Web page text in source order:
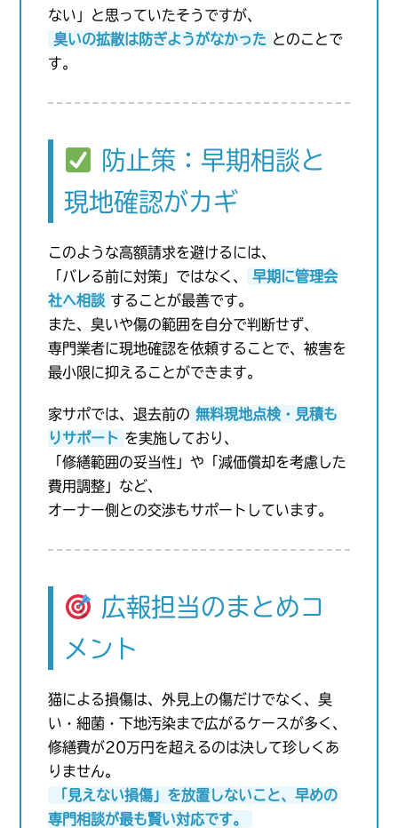
ない」と思っていたそうですが、
臭いの拡散は防ぎようがなかった とのことで
す。
防止策：早期相談と
現地確認がカギ
このような高額請求を避けるには、
「バレる前に対策」ではなく、
早期に管理会
社へ相談 することが最善です。
また、臭いや傷の範囲を自分で判断せず、
専門業者に現地確認を依頼することで、被害を
最小限に抑えることができます。
家サポでは、退去前の 無料現地点検・見積も
りサポート を実施しており、
「修繕範囲の妥当性」や「減価償却を考慮した
費用調整」など、
オーナー側との交渉もサポートしています。
広報担当のまとめコ
メント
猫による損傷は、外見上の傷だけでなく、臭
い・細菌・下地汚染まで広がるケースが多く、
修繕費が20万円を超えるのは決して珍しくあ
りません。
「見えない損傷」を放置しないこと、早めの
専門相談が最も賢い対応です。